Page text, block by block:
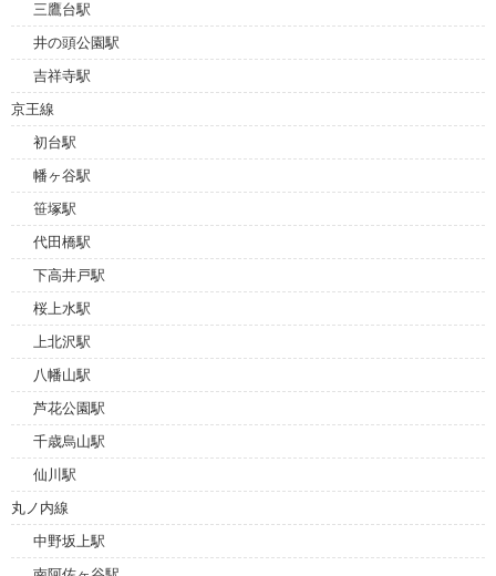
三鷹台駅
井の頭公園駅
吉祥寺駅
京王線
初台駅
幡ヶ谷駅
笹塚駅
代田橋駅
下高井戸駅
桜上水駅
上北沢駅
八幡山駅
芦花公園駅
千歳烏山駅
仙川駅
丸ノ内線
中野坂上駅